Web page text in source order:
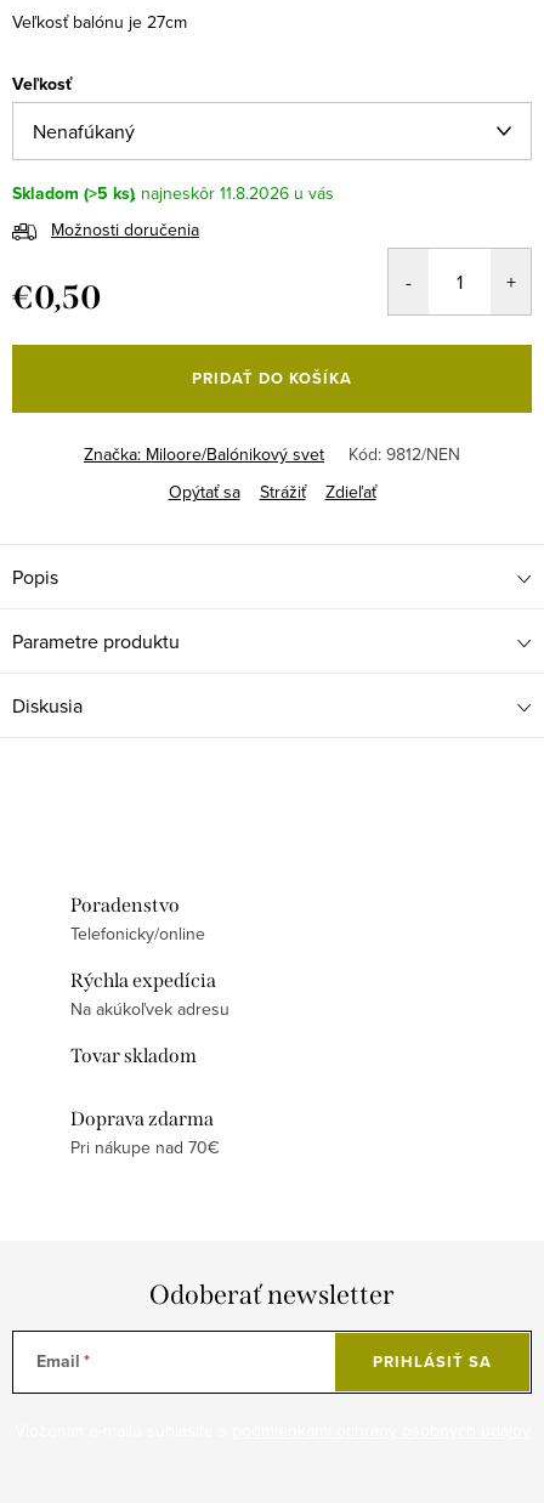
Veľkosť balónu je 27cm
Veľkosť
Skladom (>5 ks)
11.8.2026
Možnosti doručenia
€0,50
cena:
PRIDAŤ DO KOŠÍKA
Značka: Miloore/Balónikový svet Kód: 9812/NEN
Opýtať sa
Strážiť Zdieľať
Popis
Parametre produktu
Diskusia
Poradenstvo
Telefonicky/online
Rýchla expedícia
Na akúkoľvek adresu
Tovar skladom
Doprava zdarma
Pri nákupe nad 70€
Odoberať newsletter
Email PRIHLÁSIŤ SA